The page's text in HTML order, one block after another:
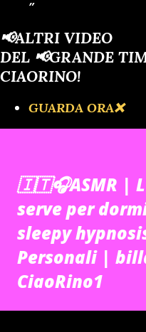
📢ALTRI VIDEO
DEL 📢GRANDE
CIAORINO!
GUARDA ORA❌️
🇮🇹🎧ASMR |
serve per
sleepy
Personali |
CiaoRino1